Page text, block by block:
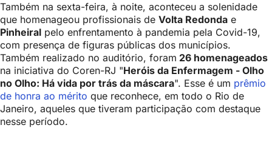
Também na sexta-feira, à noite, aconteceu a solenidade
que homenageou profissionais de Volta Redonda e
Pinheiral pelo enfrentamento à pandemia pela Covid-19,
com presença de figuras públicas dos municípios.
Também realizado no auditório, foram 26 homenageados
na iniciativa do Coren-RJ "Heróis da Enfermagem - Olho
no Olho: Há vida por trás da máscara". Esse é um prêmio
de honra ao mérito que reconhece, em todo o Rio de
Janeiro, aqueles que tiveram participação com destaque
nesse período.